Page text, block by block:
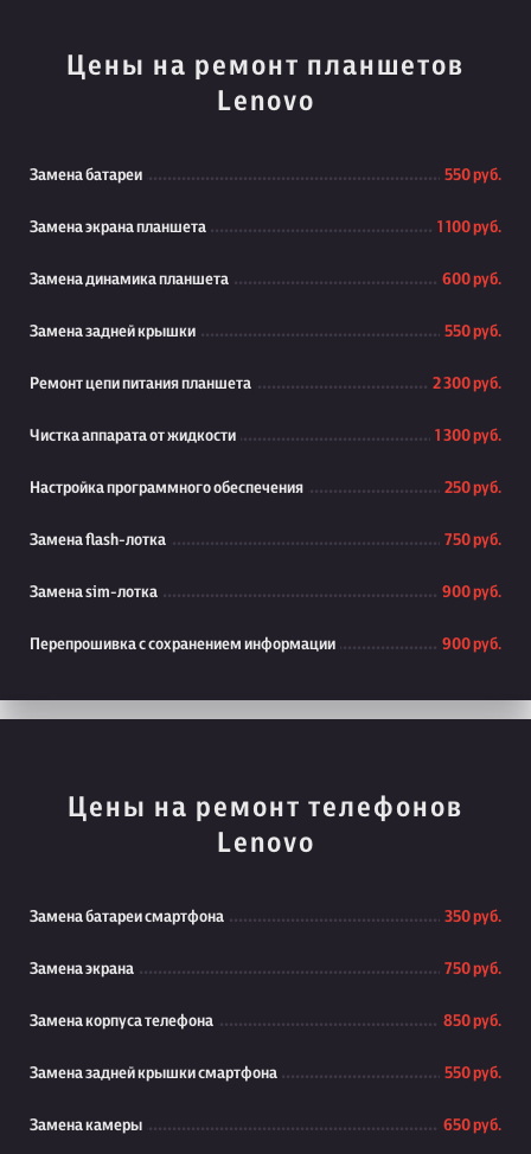
Цены на ремонт планшетов
Lenovo
Замена батареи 550 руб.
Замена экрана планшета 1 100 руб.
Замена динамика планшета 600 руб.
Замена задней крышки 550 руб.
Ремонт цепи питания планшета 2 300 руб.
Чистка аппарата от жидкости 1 300 руб.
Настройка программного обеспечения 250 руб.
Замена flash-лотка 750 руб.
Замена sim-лотка 900 руб.
Перепрошивка с сохранением информации 900 руб.
Цены на ремонт телефонов
Lenovo
Замена батареи смартфона 350 руб.
Замена экрана 750 руб.
Замена корпуса телефона 850 руб.
Замена задней крышки смартфона 550 руб.
Замена камеры 650 руб.